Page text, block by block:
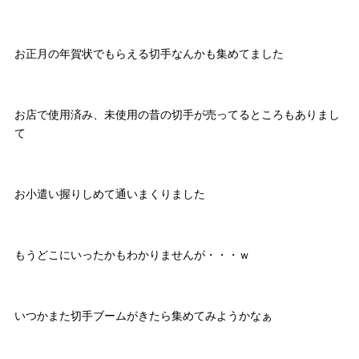
お正月の年賀状でもらえる切手なんかも集めてました
お店で使用済み、未使用の昔の切手が売ってるところもありまし
て
お小遣い握りしめて通いまくりました
もうどこにいったかもわかりませんが・・・ｗ
いつかまた切手ブームがきたら集めてみようかなぁ